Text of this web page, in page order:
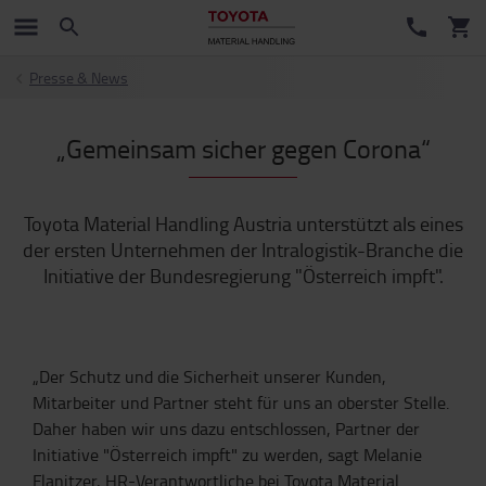
Presse & News
„Gemeinsam sicher gegen Corona“
Toyota Material Handling Austria unterstützt als eines
der ersten Unternehmen der Intralogistik-Branche die
Initiative der Bundesregierung "Österreich impft".
„Der Schutz und die Sicherheit unserer Kunden,
Mitarbeiter und Partner steht für uns an oberster Stelle.
Daher haben wir uns dazu entschlossen, Partner der
Initiative "Österreich impft" zu werden, sagt Melanie
Flanitzer, HR-Verantwortliche bei Toyota Material